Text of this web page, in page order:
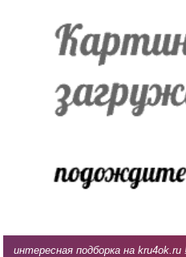
интересная подборка на kru4ok.ru